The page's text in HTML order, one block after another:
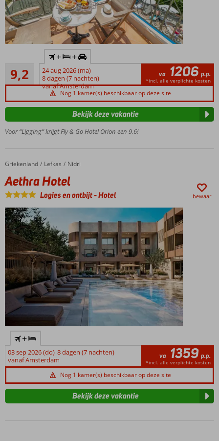
Je
loopt
strand
op
Prachtig
uitzicht
vanuit
het
Comfortabele
ruime kamers
restaurants
op
loopafstand
9,2
Uitstekend
31
beoordelingen
+ +
24 aug 2026 (ma)
8 dagen (7 nachten)
vanaf Amsterdam
va 1206 p.p.
*incl. alle verplichte kosten
Nog 1 kamer(s) beschikbaar op deze site
Voor “Ligging” krijgt Fly & Go Hotel Orion een 9,6!
Bekijk deze vakantie
Home
Griekenland Lefkas Nidri
Aethra Hotel
Aethra Hotel
Logies en ontbijt-Hotel bewaar
+
03 sep 2026 (do) 8 dagen (7 nachten)
vanaf Amsterdam
va 1359 p.p.
*incl. alle verplichte kosten
Nog 1 kamer(s) beschikbaar op deze site
Bekijk deze vakantie